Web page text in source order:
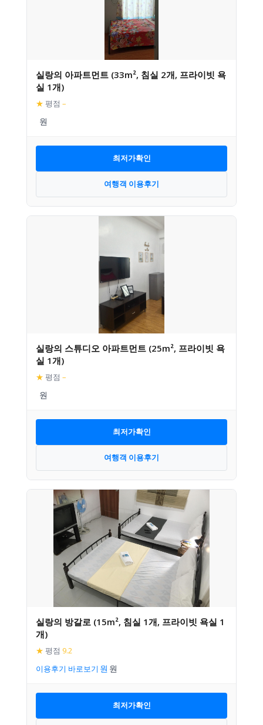
실랑의 아파트먼트 (33m², 침실 2개, 프라이빗 욕
실 1개)
★ 평점 –
최저가확인
여행객 이용후기
실랑의 스튜디오 아파트먼트 (25m², 프라이빗 욕
실 1개)
★ 평점 –
최저가확인
여행객 이용후기
실랑의 방갈로 (15m², 침실 1개, 프라이빗 욕실 1
개)
★ 평점 9.2
이용후기 바로보기
최저가확인